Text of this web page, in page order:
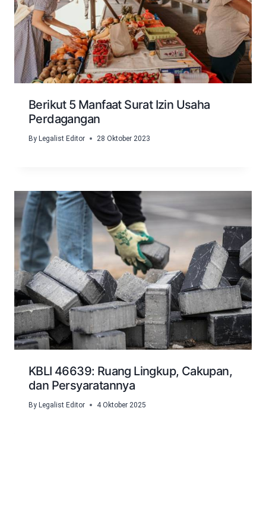
Berikut 5 Manfaat Surat Izin Usaha
Perdagangan
By Legalist Editor 28 Oktober 2023
KBLI 46639: Ruang Lingkup, Cakupan,
dan Persyaratannya
By Legalist Editor 4 Oktober 2025